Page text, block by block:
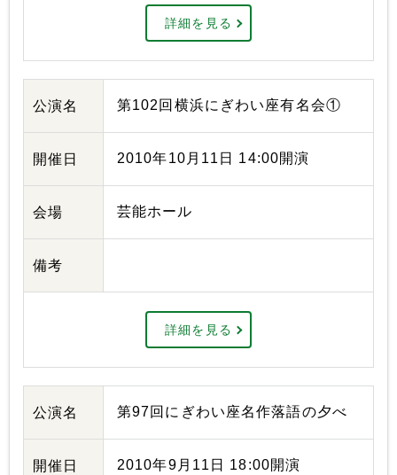
詳細を見る
公演名 第102回横浜にぎわい座有名会①
開催日 2010年10月11日 14:00開演
会場 芸能ホール
備考
詳細を見る
公演名 第97回にぎわい座名作落語の夕べ
開催日 2010年9月11日 18:00開演